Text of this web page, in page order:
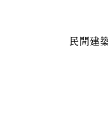
民間建